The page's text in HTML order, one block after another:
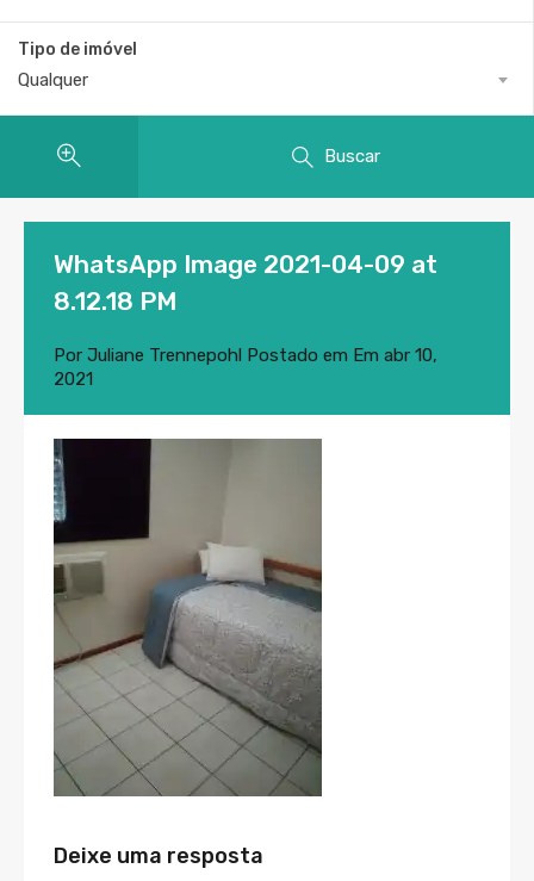
Tipo de imóvel
Qualquer
Buscar
WhatsApp Image 2021-04-09 at
8.12.18 PM
Por Juliane Trennepohl Postado em Em abr 10,
2021
Deixe uma resposta